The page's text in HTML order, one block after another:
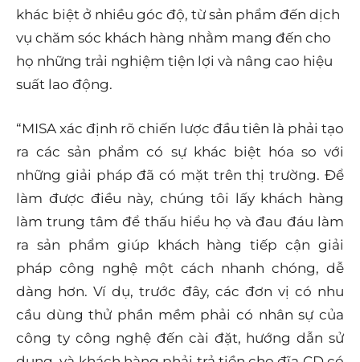
khác biệt ở nhiều góc độ, từ sản phẩm đến dịch
vụ chăm sóc khách hàng nhằm mang đến cho
họ những trải nghiệm tiện lợi và nâng cao hiệu
suất lao động.
“MISA xác định rõ chiến lược đầu tiên là phải tạo
ra các sản phẩm có sự khác biệt hóa so với
những giải pháp đã có mặt trên thị trường. Để
làm được điều này, chúng tôi lấy khách hàng
làm trung tâm để thấu hiểu họ và đau đáu làm
ra sản phẩm giúp khách hàng tiếp cận giải
pháp công nghệ một cách nhanh chóng, dễ
dàng hơn. Ví dụ, trước đây, các đơn vị có nhu
cầu dùng thử phần mềm phải có nhân sự của
công ty công nghệ đến cài đặt, hướng dẫn sử